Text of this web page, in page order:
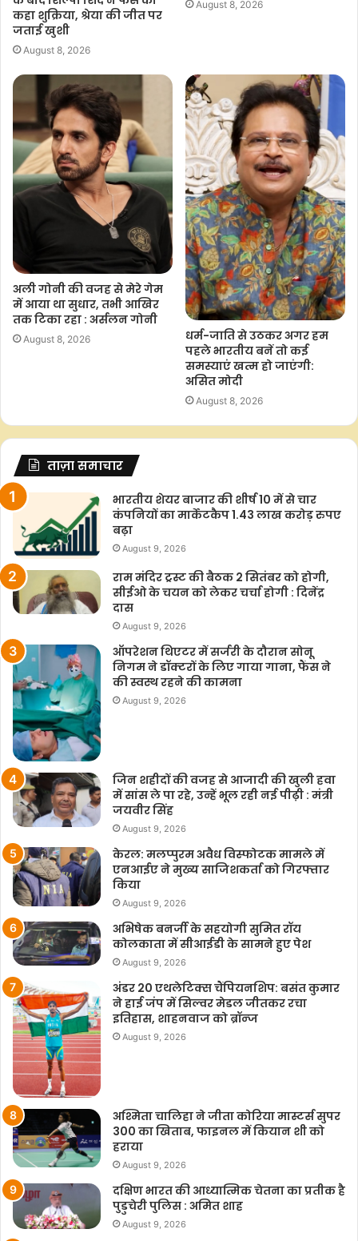
कहा शुक्रिया, श्रेया की जीत पर
जताई खुशी
August 8, 2026
August 8, 2026
अली गोनी की वजह से मेरे गेम
में आया था सुधार, तभी आखिर
तक टिका रहा : अर्सलन गोनी
August 8, 2026
धर्म-जाति से उठकर अगर हम
पहले भारतीय बनें तो कई
समस्याएं खत्म हो जाएंगी:
असित मोदी
August 8, 2026
ताज़ा समाचार
भारतीय शेयर बाजार की शीर्ष 10 में से चार
कंपनियों का मार्केटकैप 1.43 लाख करोड़ रुपए
बढ़ा
August 9, 2026
राम मंदिर ट्रस्ट की बैठक 2 सितंबर को होगी,
सीईओ के चयन को लेकर चर्चा होगी : दिनेंद्र
दास
August 9, 2026
ऑपरेशन थिएटर में सर्जरी के दौरान सोनू
निगम ने डॉक्टरों के लिए गाया गाना, फैंस ने
की स्वस्थ रहने की कामना
August 9, 2026
जिन शहीदों की वजह से आजादी की खुली हवा
में सांस ले पा रहे, उन्हें भूल रही नई पीढ़ी : मंत्री
जयवीर सिंह
August 9, 2026
केरल: मलप्पुरम अवैध विस्फोटक मामले में
एनआईए ने मुख्य साजिशकर्ता को गिरफ्तार
किया
August 9, 2026
अभिषेक बनर्जी के सहयोगी सुमित रॉय
कोलकाता में सीआईडी के सामने हुए पेश
August 9, 2026
अंडर 20 एथलेटिक्स चैंपियनशिप: बसंत कुमार
ने हाई जंप में सिल्वर मेडल जीतकर रचा
इतिहास, शाहनवाज को ब्रॉन्ज
August 9, 2026
अश्मिता चालिहा ने जीता कोरिया मास्टर्स सुपर
300 का खिताब, फाइनल में कियान शी को
हराया
August 9, 2026
दक्षिण भारत की आध्यात्मिक चेतना का प्रतीक है
पुडुचेरी पुलिस : अमित शाह
August 9, 2026